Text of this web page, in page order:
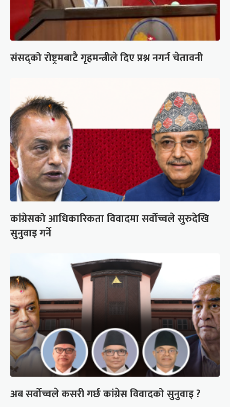
संसद्को रोष्ट्रमबाटै गृहमन्त्रीले दिए प्रश्न नगर्न चेतावनी
कांग्रेसको आधिकारिकता विवादमा सर्वोच्चले सुरुदेखि
सुनुवाइ गर्ने
अब सर्वोच्चले कसरी गर्छ कांग्रेस विवादको सुनुवाइ ?